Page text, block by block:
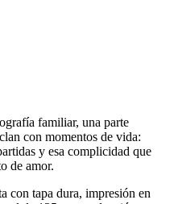
familiar, una parte
con momentos de vida:
y esa complicidad que
de amor.
con tapa dura, impresión en